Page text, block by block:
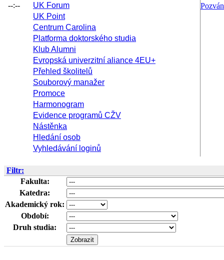
--:--
UK Forum
UK Point
Centrum Carolina
Platforma doktorského studia
Klub Alumni
Evropská univerzitní aliance 4EU+
Přehled školitelů
Souborový manažer
Promoce
Harmonogram
Evidence programů CŽV
Nástěnka
Hledání osob
Vyhledávání loginů
Filtr:
Fakulta:
Katedra:
Akademický rok:
Období:
Druh studia: